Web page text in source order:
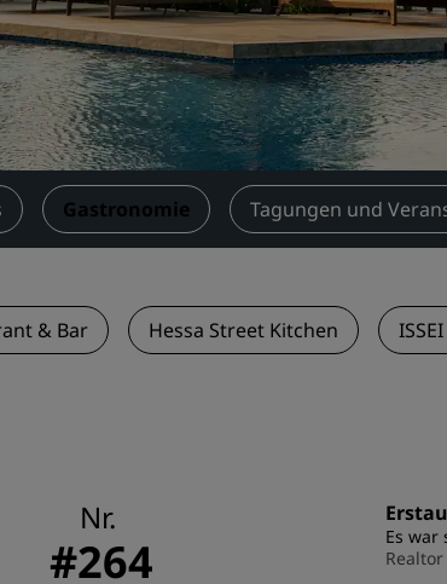
Entdecken Sie Radisson
Einen Meetingraum
Fordern Sie ein Angebot an
Veranstaltungsorte
Branchenlösungen
Flüge suchen
Restaurants
Radisson Hotels App
Gastronomie Tagungen und
& Bar Hessa Street Kitchen
Nr.
#264
Es war
Realtor